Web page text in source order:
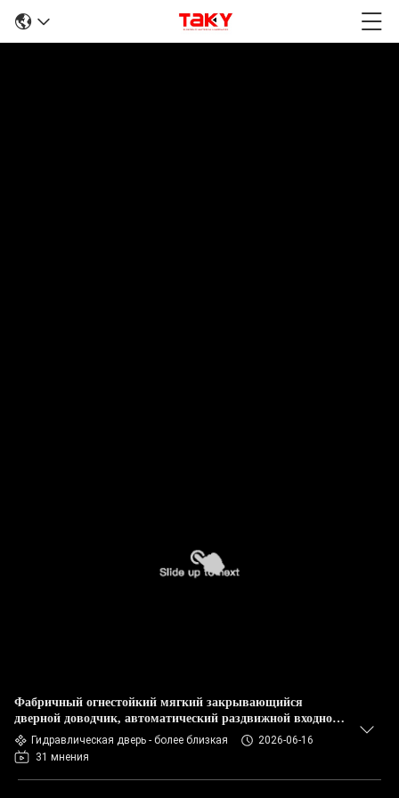
Фабричный огнестойкий мягкий закрывающийся
дверной доводчик, автоматический раздвижной входной
дверной доводчик
Гидравлическая дверь - более близкая
2026-06-16
31 мнения